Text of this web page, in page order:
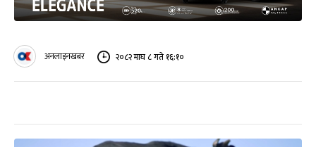
अनलाइनखबर २०८२ माघ ८ गते १६:१०